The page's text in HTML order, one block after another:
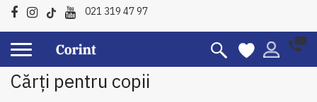
021 319 47 97
Cărți pentru copii